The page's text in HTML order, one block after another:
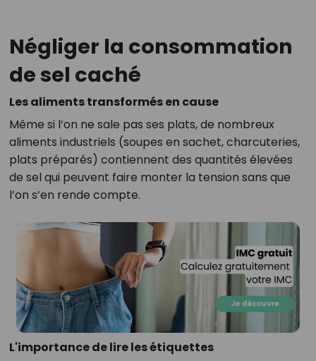
Négliger la consommation
de sel caché
Les aliments transformés en cause
Même si l’on ne sale pas ses plats, de nombreux
aliments industriels (soupes en sachet, charcuteries,
plats préparés) contiennent des quantités élevées
de sel qui peuvent faire monter la tension sans que
l’on s’en rende compte.
L'importance de lire les étiquettes